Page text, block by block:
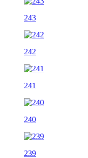
243
242
241
240
239